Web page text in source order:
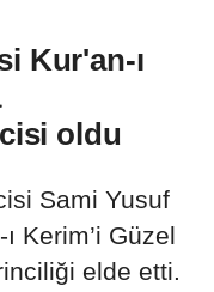
Kur'an-ı
oldu
Sami Yusuf
Kerim’i Güzel
elde etti.